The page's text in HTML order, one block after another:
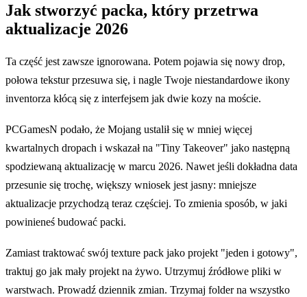
Jak stworzyć packa, który przetrwa
aktualizacje 2026
Ta część jest zawsze ignorowana. Potem pojawia się nowy drop,
połowa tekstur przesuwa się, i nagle Twoje niestandardowe ikony
inventorza kłócą się z interfejsem jak dwie kozy na moście.
PCGamesN podało, że Mojang ustalił się w mniej więcej
kwartalnych dropach i wskazał na "Tiny Takeover" jako następną
spodziewaną aktualizację w marcu 2026. Nawet jeśli dokładna data
przesunie się trochę, większy wniosek jest jasny: mniejsze
aktualizacje przychodzą teraz częściej. To zmienia sposób, w jaki
powinieneś budować packi.
Zamiast traktować swój texture pack jako projekt "jeden i gotowy",
traktuj go jak mały projekt na żywo. Utrzymuj źródłowe pliki w
warstwach. Prowadź dziennik zmian. Trzymaj folder na wszystko